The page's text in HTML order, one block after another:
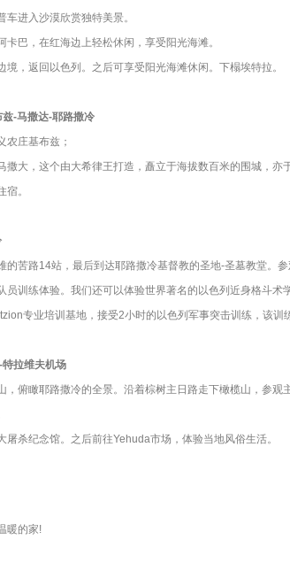
车进入沙漠欣赏独特美景。
卡巴，在红海边上轻松休闲，享受阳光海滩。
境，返回以色列。之后可享受阳光海滩休闲。下榻埃特拉。
-马撒达-耶路撒冷
农庄基布兹；
撒大，这个由大希律王打造，矗立于海拔数百米的围城，亦
。
的苦路14站，最后到达耶路撒冷基督教的圣地-圣墓教堂。
员训练体验。我们还可以体验世界著名的以色列近身格斗术学
专业培训基地，接受2小时的以色列军事突击训练，该
拉维夫机场
，俯瞰耶路撒冷的全景。沿着棕树主日路走下橄榄山，参观
屠杀纪念馆。之后前往Yehuda市场，体验当地风俗生活。
暖的家!